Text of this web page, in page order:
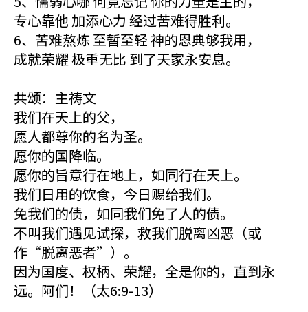
专心靠他 加添心力 经过苦难得胜利。
6、苦难熬炼 至暂至轻 神的恩典够我用，
成就荣耀 极重无比 到了天家永安息。
共颂：主祷文
我们在天上的父，
愿人都尊你的名为圣。
愿你的国降临。
愿你的旨意行在地上，如同行在天上。
我们日用的饮食，今日赐给我们。
免我们的债，如同我们免了人的债。
不叫我们遇见试探，救我们脱离凶恶（或
作“脱离恶者”）。
因为国度、权柄、荣耀，全是你的，直到永
远。阿们！（太6:9-13）